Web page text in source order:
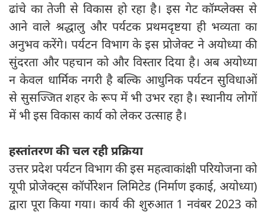
ढांचे का तेजी से विकास हो रहा है। इस गेट कॉम्प्लेक्स से
आने वाले श्रद्धालु और पर्यटक प्रथमदृष्टया ही भव्यता का
अनुभव करेंगे। पर्यटन विभाग के इस प्रोजेक्ट ने अयोध्या की
सुंदरता और पहचान को और विस्तार दिया है। अब अयोध्या
न केवल धार्मिक नगरी है बल्कि आधुनिक पर्यटन सुविधाओं
से सुसज्जित शहर के रूप में भी उभर रहा है। स्थानीय लोगों
में भी इस विकास कार्य को लेकर उत्साह है।
हस्तांतरण की चल रही प्रक्रिया
उत्तर प्रदेश पर्यटन विभाग की इस महत्वाकांक्षी परियोजना को
यूपी प्रोजेक्ट्स कॉर्पोरेशन लिमिटेड (निर्माण इकाई, अयोध्या)
द्वारा पूरा किया गया। कार्य की शुरुआत 1 नवंबर 2023 को